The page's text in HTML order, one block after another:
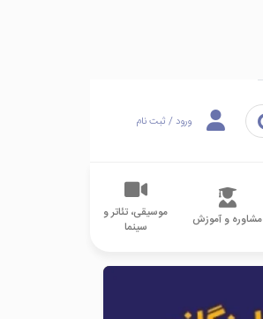
ورود / ثبت نام
مشاوره و آموزش
موسیقی، تئاتر و
سینما